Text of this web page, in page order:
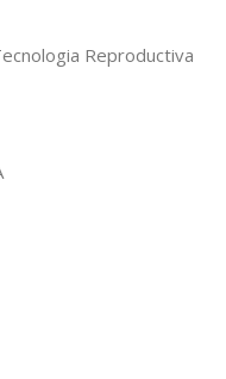
Reproductiva